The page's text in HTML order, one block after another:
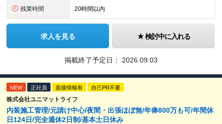
残業時間 20時間以内
求人を見る 検討中に入れる
掲載終了予定日： 2026.09.03
NEW 正社員 面接情報有 自己PR不要
株式会社ユニマットライフ
内装施工管理/元請け中心/夜間・出張ほぼ無/年俸800万も可/年間休
日124日/完全週休2日制/基本土日休み